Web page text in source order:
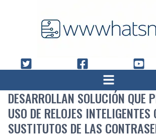
DESARROLLAN SOLUCIÓN QUE
USO DE RELOJES INTELIGENTES
SUSTITUTOS DE LAS